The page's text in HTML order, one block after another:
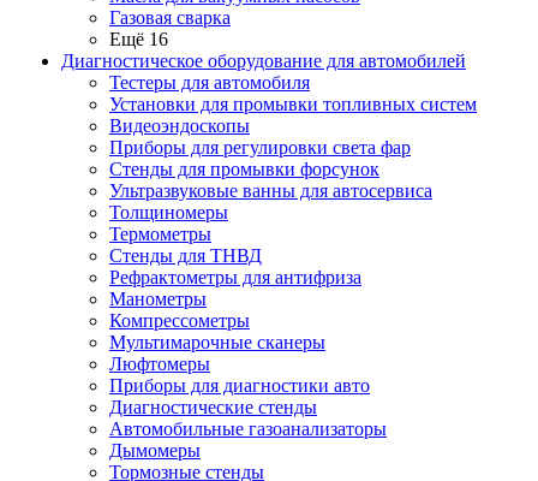
Газовая сварка
Ещё 16
Диагностическое оборудование для автомобилей
Тестеры для автомобиля
Установки для промывки топливных систем
Видеоэндоскопы
Приборы для регулировки света фар
Стенды для промывки форсунок
Ультразвуковые ванны для автосервиса
Толщиномеры
Термометры
Стенды для ТНВД
Рефрактометры для антифриза
Манометры
Компрессометры
Мультимарочные сканеры
Люфтомеры
Приборы для диагностики авто
Диагностические стенды
Автомобильные газоанализаторы
Дымомеры
Тормозные стенды